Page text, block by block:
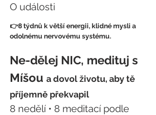
O události
👉8 týdnů k větší energii, klidné mysli a
odolnému nervovému systému.
Ne-dělej NIC, medituj s
Míšou a dovol životu, aby tě
příjemně překvapil
8 nedělí • 8 meditací podle